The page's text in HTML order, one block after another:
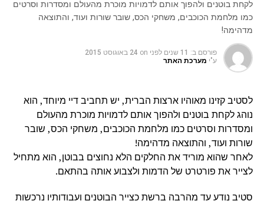
לקחת בוטנים ולהפוך אותם לדמויות מוכרת מהעולם ומסדרות וסרטים
כמו מלחמת הכוכבים, משחקי הכס, שובר שורות ועוד, והתוצאה
מדהימה!
פורסם ב: 11 שנים לפני on 24 באוגוסט 2015
ע"י מערכת האתר
לסטיב קזינו מאוהיו ארצות הברית, יש תחביב דיי מיוחד, הוא
נוהג לקחת בוטנים ולהפוך אותם לדמויות מוכרת מהעולם
ומסדרות וסרטים כמו מלחמת הכוכבים, משחקי הכס, שובר
שורות ועוד, והתוצאה מדהימה!
לאחר שהוא מוריד את החלקים הלא נחוצים בבוטן, הוא מתחיל
לצייר את פורטרט של הדמות ולצבוע אותה בהתאם.
סטיב נודע עד מהרבה ברשת כצייר הבוטנים ועבודותיו נרכשות